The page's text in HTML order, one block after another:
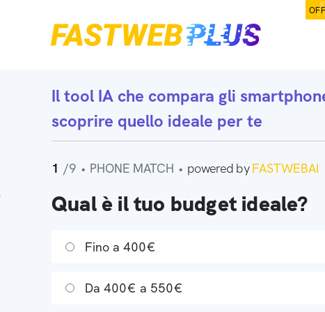
Il tool IA che compara gli
scoprire quello ideale per te
1 /9 • PHONE MATCH • powered byFASTWEBAI
Qual è il tuo budget ideale?
Fino a 400€
Da 400€ a 550€